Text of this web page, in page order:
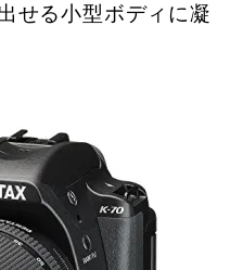
せる小型ボディに凝